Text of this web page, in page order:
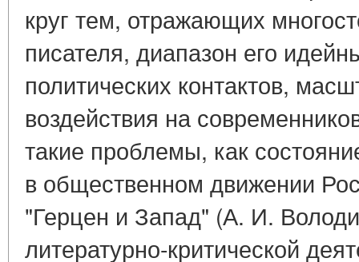
круг тем, отражающих
писателя, диапазон его
политических контактов,
воздействия на
такие проблемы, как
в общественном движении
"Герцен и Запад" (А. И.
литературно-критической